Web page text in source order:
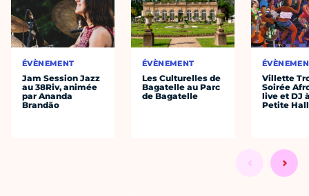
ÉVÈNEMENT
Jam Session Jazz
au 38Riv, animée
par Ananda
Brandão
ÉVÈNEMENT
Les Culturelles de
Bagatelle au Parc
de Bagatelle
Villette
Soirée
live et DJ
Petite